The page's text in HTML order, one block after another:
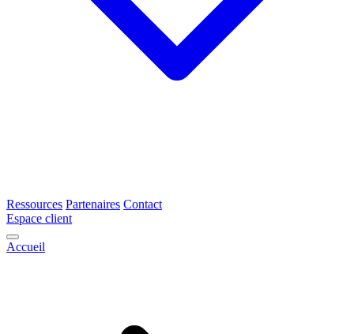
Ressources Partenaires Contact
Espace client
Accueil